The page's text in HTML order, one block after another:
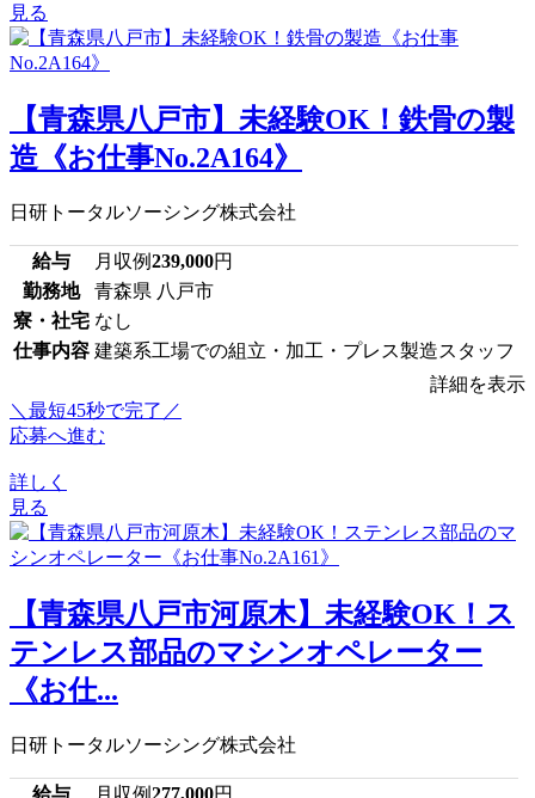
見る
【青森県八戸市】未経験OK！鉄骨の製
造《お仕事No.2A164》
日研トータルソーシング株式会社
給与 月収例239,000円
勤務地
青森県 八戸市
寮・社宅 なし
仕事内容 建築系工場での組立・加工・プレス製造スタッフ
詳細を表示
＼最短45秒で完了／
応募へ進む
詳しく
見る
【青森県八戸市河原木】未経験OK！ス
テンレス部品のマシンオペレーター
《お仕...
日研トータルソーシング株式会社
給与 月収例 277,000円